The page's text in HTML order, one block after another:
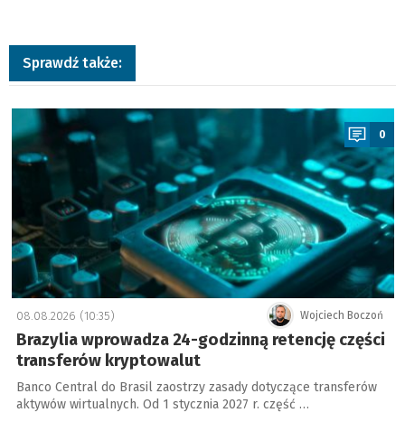
Sprawdź także:
a
0
Wojciech Boczoń
08.08.2026 (10:35)
Brazylia wprowadza 24-godzinną retencję części
transferów kryptowalut
Banco Central do Brasil zaostrzy zasady dotyczące transferów
aktywów wirtualnych. Od 1 stycznia 2027 r. część …